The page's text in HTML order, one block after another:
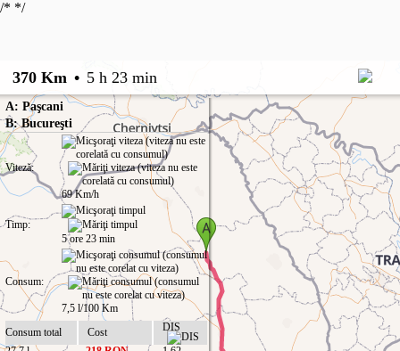
/* */
370 Km • 5 h 23 min
A: Paşcani
B: Bucureşti
Viteză:
69 Km/h
Timp:
5 ore 23 min
Consum:
7,5 l/100 Km
Consum total
Cost
DIS